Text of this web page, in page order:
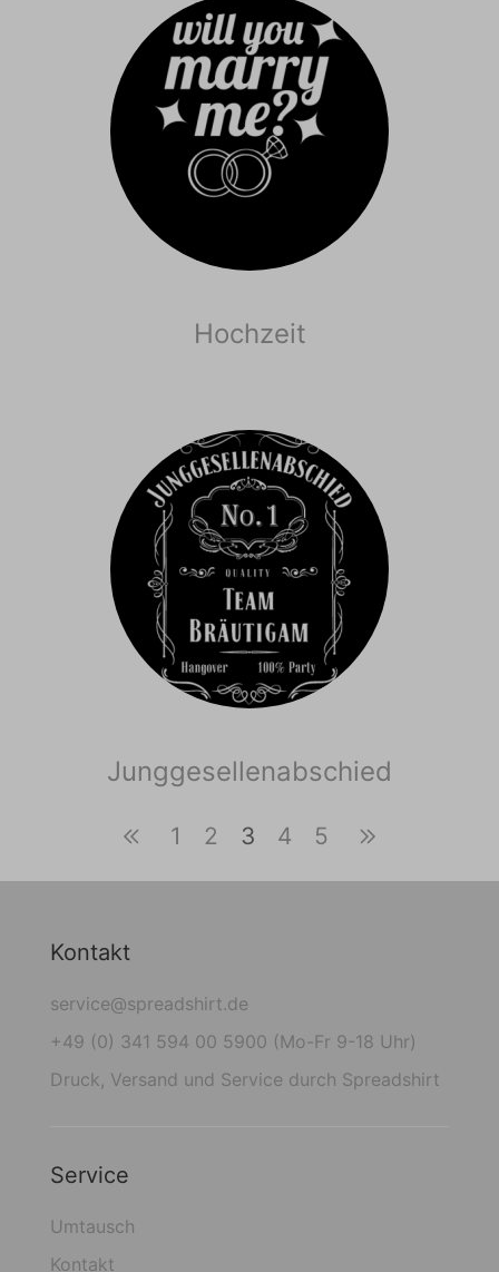
Hochzeit
Junggesellenabschied
1 2 3 4 5
Kontakt
service@spreadshirt.de
+49 (0) 341 594 00 5900 (Mo-Fr 9-18 Uhr)
Druck, Versand und Service durch Spreadshirt
Service
Umtausch
Kontakt